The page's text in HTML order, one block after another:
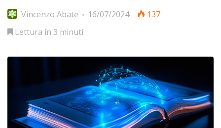
Vincenzo Abate 16/07/2024
137
Lettura in 3 minuti